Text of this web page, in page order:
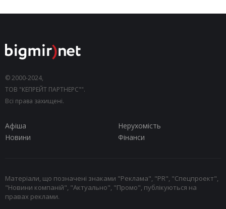
© 2000-2024,
ТОВ "КЕПРЕЙТ ПАРТНЕРС"".
Всі права захищені.
Афіша
Нерухомість
Новини
Фінанси
Матеріали, що позначені знаками "Реклама", "PR", "Спецпроект",
"Новини компаній", "Актуально", "Промо", публікуються на
правах реклами.